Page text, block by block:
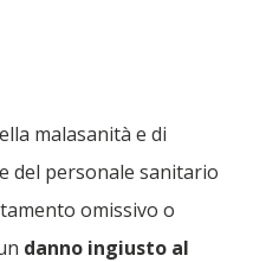
malasanità e di
del personale sanitario
omissivo o
danno ingiusto al